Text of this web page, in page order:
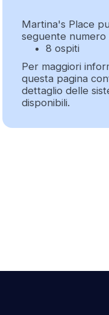
Martina's Place
seguente numero
8 ospiti
Per maggiori
questa pagina
dettaglio delle
disponibili.